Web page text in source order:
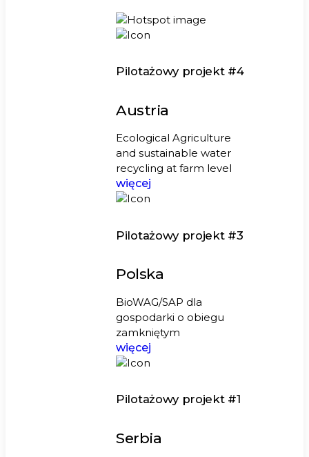
Pilotażowy projekt #4
Austria
Ecological Agriculture
and sustainable water
recycling at farm level
więcej
Pilotażowy projekt #3
Polska
BioWAG/SAP dla
gospodarki o obiegu
zamkniętym
więcej
Pilotażowy projekt #1
Serbia